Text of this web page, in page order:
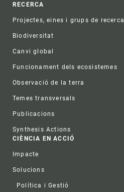
RECERCA
Projectes, eines i grups de recerca
Biodiversitat
Canvi global
Funcionament dels ecosistemes
Observació de la terra
Temes transversals
Publicacions
Synthesis Actions
CIÈNCIA EN ACCIÓ
Impacte
Solucions
Política i Gestió